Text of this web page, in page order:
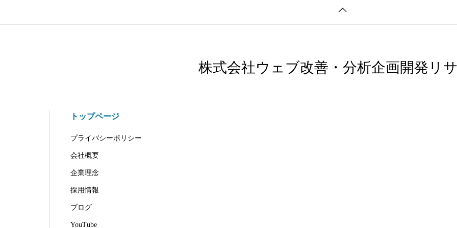
株式会社ウェブ改善・分析企画開発リ
トップページ
プライバシーポリシー
会社概要
企業理念
採用情報
ブログ
YouTube